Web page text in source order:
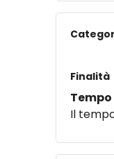
Finalità
Il